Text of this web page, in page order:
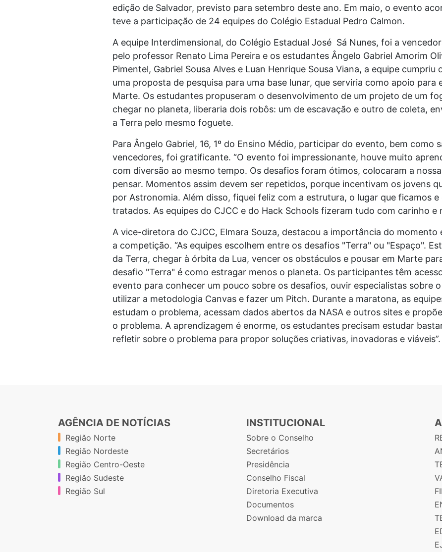
edição de Salvador, previsto para setembro deste ano. Em maio, o evento
teve a participação de 24 equipes do Colégio Estadual Pedro Calmon.
A equipe Interdimensional, do Colégio Estadual José Sá Nunes, foi a
pelo professor Renato Lima Pereira e os estudantes Ângelo Gabriel Amorim
Pimentel, Gabriel Sousa Alves e Luan Henrique Sousa Viana, a equipe
uma proposta de pesquisa para uma base lunar, que serviria como apoio para
Marte. Os estudantes propuseram o desenvolvimento de um projeto de um
chegar no planeta, liberaria dois robôs: um de escavação e outro de coleta,
a Terra pelo mesmo foguete.
Para Ângelo Gabriel, 16, 1º do Ensino Médio, participar do evento, bem como
vencedores, foi gratificante. “O evento foi impressionante, houve muito
com diversão ao mesmo tempo. Os desafios foram ótimos, colocaram a
pensar. Momentos assim devem ser repetidos, porque incentivam os jovens
por Astronomia. Além disso, fiquei feliz com a estrutura, o lugar que ficamos
tratados. As equipes do CJCC e do Hack Schools fizeram tudo com carinho e
A vice-diretora do CJCC, Elmara Souza, destacou a importância do
a competição. “As equipes escolhem entre os desafios "Terra" ou "Espaço".
da Terra, chegar à órbita da Lua, vencer os obstáculos e pousar em Marte
desafio "Terra" é como estragar menos o planeta. Os participantes têm
evento para conhecer um pouco sobre os desafios, ouvir especialistas sobre
utilizar a metodologia Canvas e fazer um Pitch. Durante a maratona, as
estudam o problema, acessam dados abertos da NASA e outros sites e
o problema. A aprendizagem é enorme, os estudantes precisam estudar
refletir sobre o problema para propor soluções criativas, inovadoras e viáveis”.
AGÊNCIA DE NOTÍCIAS
Região Norte
Região Nordeste
Região Centro-Oeste
Região Sudeste
Região Sul
INSTITUCIONAL
Sobre o Conselho
Secretários
Presidência
Conselho Fiscal
Diretoria Executiva
Documentos
Download da marca